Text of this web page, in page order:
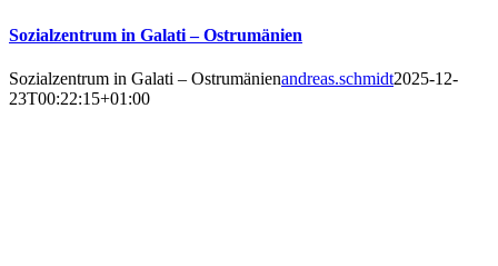
Sozialzentrum in Galati – Ostrumänien
Sozialzentrum in Galati – Ostrumänienandreas.schmidt2025-12-
23T00:22:15+01:00